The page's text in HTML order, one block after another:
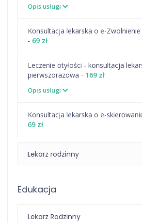
Opis usługi
Konsultacja lekarska o e-
- 69 zł
Leczenie otyłości - konsultacja
pierwszorazowa - 169 zł
Opis usługi
Konsultacja lekarska o e-
69 zł
Lekarz rodzinny
Edukacja
Lekarz Rodzinny